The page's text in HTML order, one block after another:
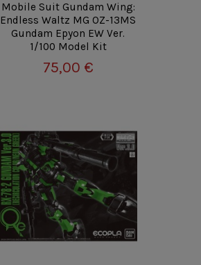
Mobile Suit Gundam Wing:
Endless Waltz MG OZ-13MS
Gundam Epyon EW Ver.
1/100 Model Kit
75,00 €